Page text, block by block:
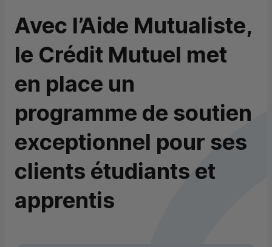
Avec l’Aide Mutualiste,
le Crédit Mutuel met
en place un
programme de soutien
exceptionnel pour ses
clients étudiants et
apprentis